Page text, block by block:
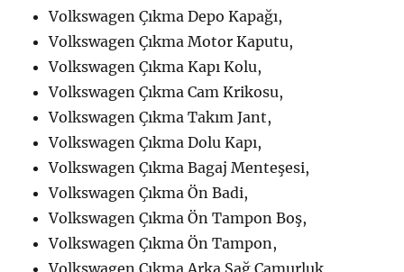
Volkswagen Çıkma Depo Kapağı,
Volkswagen Çıkma Motor Kaputu,
Volkswagen Çıkma Kapı Kolu,
Volkswagen Çıkma Cam Krikosu,
Volkswagen Çıkma Takım Jant,
Volkswagen Çıkma Dolu Kapı,
Volkswagen Çıkma Bagaj Menteşesi,
Volkswagen Çıkma Ön Badi,
Volkswagen Çıkma Ön Tampon Boş,
Volkswagen Çıkma Ön Tampon,
Volkswagen Çıkma Arka Sağ Çamurluk,